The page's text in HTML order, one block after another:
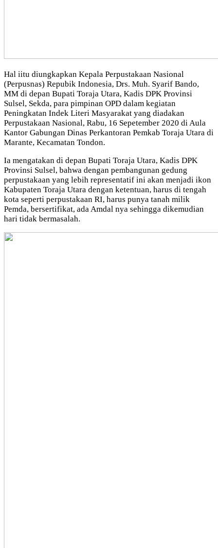
Hal iitu diungkapkan Kepala Perpustakaan Nasional
(Perpusnas) Repubik Indonesia, Drs. Muh. Syarif Bando,
MM di depan Bupati Toraja Utara, Kadis DPK Provinsi
Sulsel, Sekda, para pimpinan OPD dalam kegiatan
Peningkatan Indek Literi Masyarakat yang diadakan
Perpustakaan Nasional, Rabu, 16 Sepetember 2020 di Aula
Kantor Gabungan Dinas Perkantoran Pemkab Toraja Utara di
Marante, Kecamatan Tondon.
Ia mengatakan di depan Bupati Toraja Utara, Kadis DPK
Provinsi Sulsel, bahwa dengan pembangunan gedung
perpustakaan yang lebih representatif ini akan menjadi ikon
Kabupaten Toraja Utara dengan ketentuan, harus di tengah
kota seperti perpustakaan RI, harus punya tanah milik
Pemda, bersertifikat, ada Amdal nya sehingga dikemudian
hari tidak bermasalah.